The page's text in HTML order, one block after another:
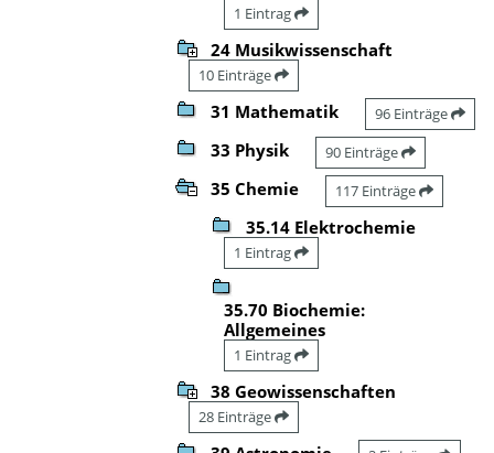
1 Eintrag
24 Musikwissenschaft
10 Einträge
31 Mathematik 96 Einträge
33 Physik 90 Einträge
35 Chemie 117 Einträge
35.14 Elektrochemie
1 Eintrag
35.70 Biochemie:
Allgemeines
1 Eintrag
38 Geowissenschaften
28 Einträge